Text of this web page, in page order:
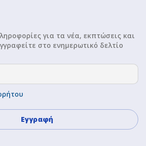
για τα νέα, εκπτώσεις και
στο ενημερωτικό δελτίο